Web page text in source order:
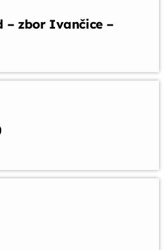
– zbor Ivančice –